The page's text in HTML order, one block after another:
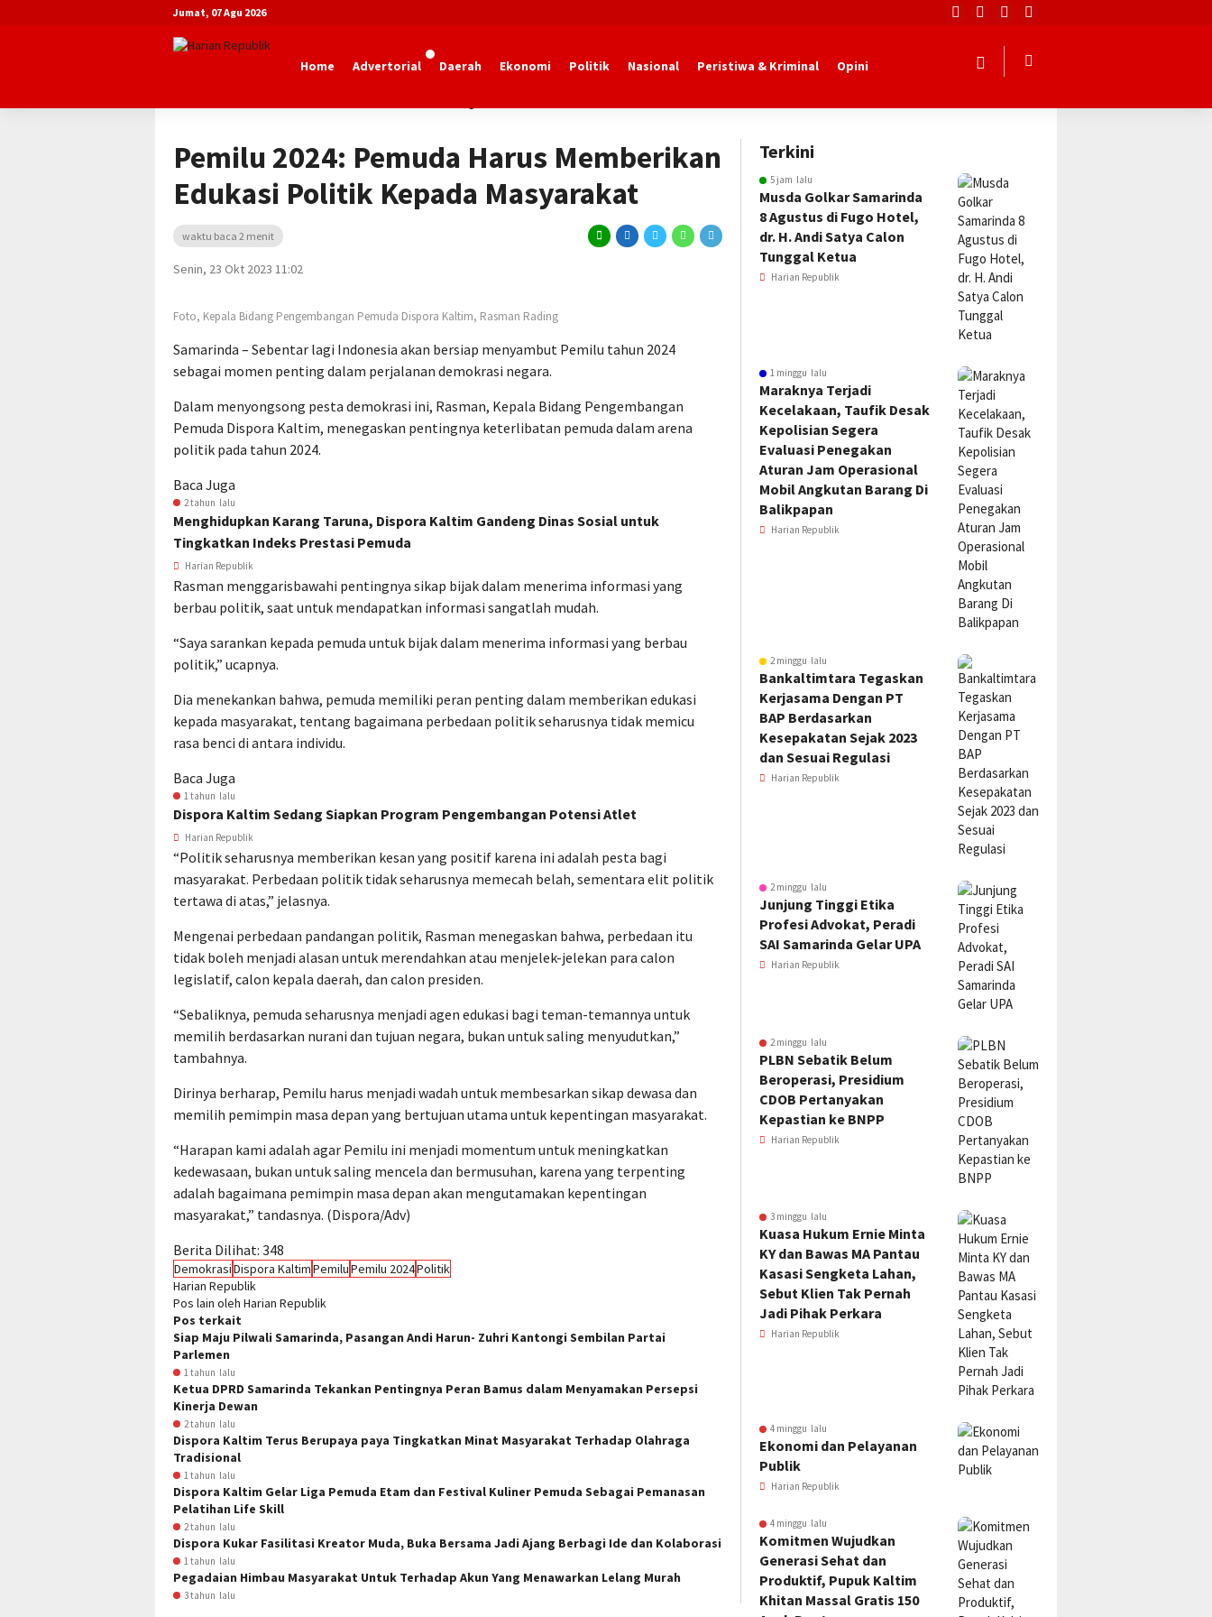
Jumat, 07 Agu 2026
Home Advertorial Daerah Ekonomi Politik Nasional Peristiwa & Kriminal Opini
Pemilu 2024: Pemuda Harus Memberikan
Edukasi Politik Kepada Masyarakat
waktu baca 2 menit
Senin, 23 Okt 2023 11:02
Foto, Kepala Bidang Pengembangan Pemuda Dispora Kaltim, Rasman Rading
Samarinda – Sebentar lagi Indonesia akan bersiap menyambut Pemilu tahun 2024
sebagai momen penting dalam perjalanan demokrasi negara.
Dalam menyongsong pesta demokrasi ini, Rasman, Kepala Bidang Pengembangan
Pemuda Dispora Kaltim, menegaskan pentingnya keterlibatan pemuda dalam arena
politik pada tahun 2024.
Baca Juga
2 tahun lalu
Menghidupkan Karang Taruna, Dispora Kaltim Gandeng Dinas Sosial untuk
Tingkatkan Indeks Prestasi Pemuda
Harian Republik
Rasman menggarisbawahi pentingnya sikap bijak dalam menerima informasi yang
berbau politik, saat untuk mendapatkan informasi sangatlah mudah.
“Saya sarankan kepada pemuda untuk bijak dalam menerima informasi yang berbau
politik,” ucapnya.
Dia menekankan bahwa, pemuda memiliki peran penting dalam memberikan edukasi
kepada masyarakat, tentang bagaimana perbedaan politik seharusnya tidak memicu
rasa benci di antara individu.
Baca Juga
1 tahun lalu
Dispora Kaltim Sedang Siapkan Program Pengembangan Potensi Atlet
Harian Republik
“Politik seharusnya memberikan kesan yang positif karena ini adalah pesta bagi
masyarakat. Perbedaan politik tidak seharusnya memecah belah, sementara elit politik
tertawa di atas,” jelasnya.
Mengenai perbedaan pandangan politik, Rasman menegaskan bahwa, perbedaan itu
tidak boleh menjadi alasan untuk merendahkan atau menjelek-jelekan para calon
legislatif, calon kepala daerah, dan calon presiden.
“Sebaliknya, pemuda seharusnya menjadi agen edukasi bagi teman-temannya untuk
memilih berdasarkan nurani dan tujuan negara, bukan untuk saling menyudutkan,”
tambahnya.
Dirinya berharap, Pemilu harus menjadi wadah untuk membesarkan sikap dewasa dan
memilih pemimpin masa depan yang bertujuan utama untuk kepentingan masyarakat.
“Harapan kami adalah agar Pemilu ini menjadi momentum untuk meningkatkan
kedewasaan, bukan untuk saling mencela dan bermusuhan, karena yang terpenting
adalah bagaimana pemimpin masa depan akan mengutamakan kepentingan
masyarakat,” tandasnya. (Dispora/Adv)
Berita Dilihat: 348
DemokrasiDispora KaltimPemiluPemilu 2024Politik
Harian Republik
Pos lain oleh Harian Republik
Pos terkait
Siap Maju Pilwali Samarinda, Pasangan Andi Harun- Zuhri Kantongi Sembilan Partai
Parlemen
1 tahun lalu
Ketua DPRD Samarinda Tekankan Pentingnya Peran Bamus dalam Menyamakan Persepsi
Kinerja Dewan
2 tahun lalu
Dispora Kaltim Terus Berupaya paya Tingkatkan Minat Masyarakat Terhadap Olahraga
Tradisional
1 tahun lalu
Dispora Kaltim Gelar Liga Pemuda Etam dan Festival Kuliner Pemuda Sebagai Pemanasan
Pelatihan Life Skill
2 tahun lalu
Dispora Kukar Fasilitasi Kreator Muda, Buka Bersama Jadi Ajang Berbagi Ide dan Kolaborasi
1 tahun lalu
Pegadaian Himbau Masyarakat Untuk Terhadap Akun Yang Menawarkan Lelang Murah
3 tahun lalu
Terkini
5 jam lalu
Musda Golkar Samarinda
8 Agustus di Fugo Hotel,
dr. H. Andi Satya Calon
Tunggal Ketua
Harian Republik
1 minggu lalu
Maraknya Terjadi
Kecelakaan, Taufik Desak
Kepolisian Segera
Evaluasi Penegakan
Aturan Jam Operasional
Mobil Angkutan Barang Di
Balikpapan
Harian Republik
2 minggu lalu
Bankaltimtara Tegaskan
Kerjasama Dengan PT
BAP Berdasarkan
Kesepakatan Sejak 2023
dan Sesuai Regulasi
Harian Republik
2 minggu lalu
Junjung Tinggi Etika
Profesi Advokat, Peradi
SAI Samarinda Gelar UPA
Harian Republik
2 minggu lalu
PLBN Sebatik Belum
Beroperasi, Presidium
CDOB Pertanyakan
Kepastian ke BNPP
Harian Republik
3 minggu lalu
Kuasa Hukum Ernie Minta
KY dan Bawas MA Pantau
Kasasi Sengketa Lahan,
Sebut Klien Tak Pernah
Jadi Pihak Perkara
Harian Republik
4 minggu lalu
Ekonomi dan Pelayanan
Publik
Harian Republik
4 minggu lalu
Komitmen Wujudkan
Generasi Sehat dan
Produktif, Pupuk Kaltim
Khitan Massal Gratis 150